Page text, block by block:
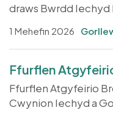
draws Bwrdd Iechyd
1 Mehefin 2026
Ffurflen
Ffurflen Atgyfeirio
Cwynion Iechyd a